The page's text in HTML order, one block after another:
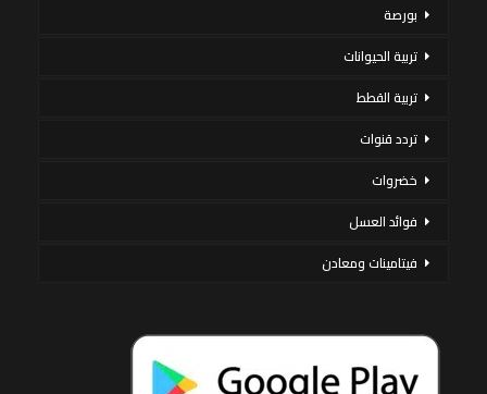
بورصة
تربية الحيوانات
تربية القطط
تردد قنوات
خضروات
فوائد العسل
فيتامينات ومعادن